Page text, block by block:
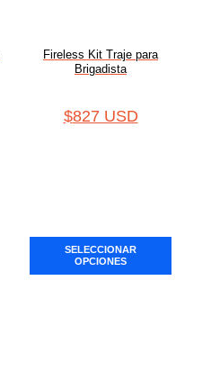
Fireless Kit Traje para
Brigadista
$827 USD
SELECCIONAR
OPCIONES